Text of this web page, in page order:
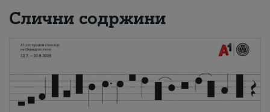
Слични содржини